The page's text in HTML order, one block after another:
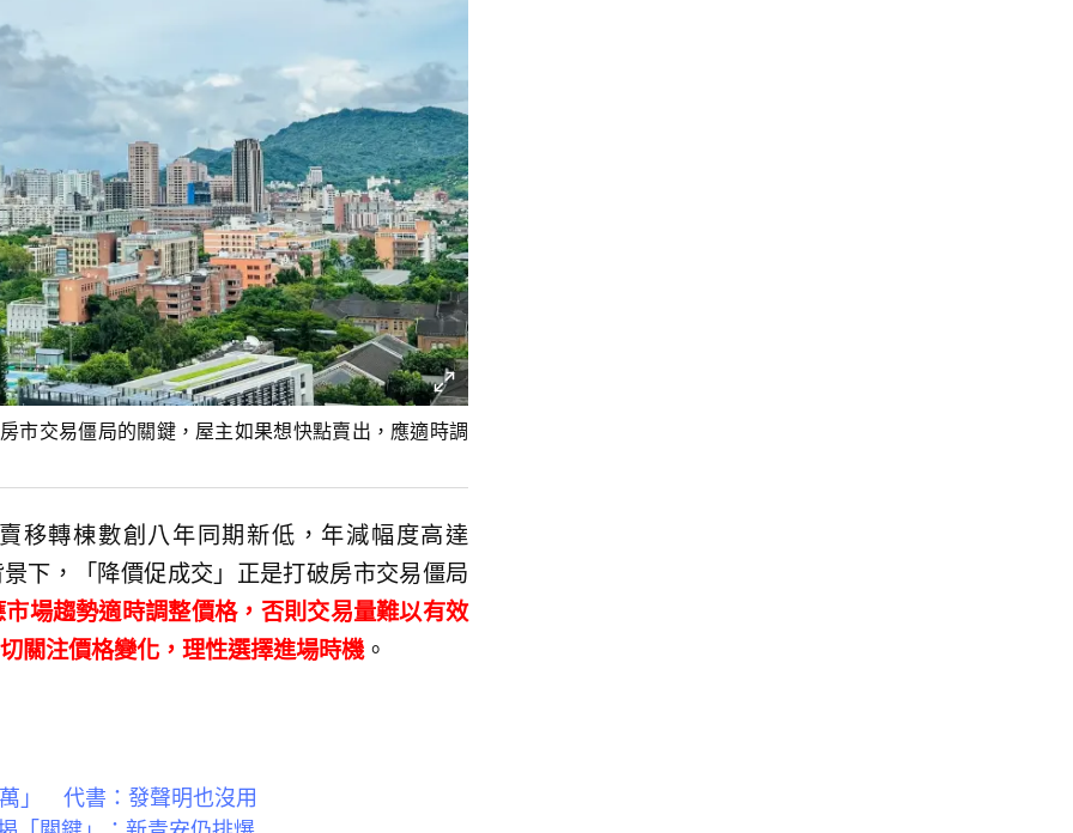
市交易僵局的關鍵，屋主如果想快點賣出，應適時調
移轉棟數創八年同期新低，年減幅度高達
下，「降價促成交」正是打破房市交易僵局
場趨勢適時調整價格，否則交易量難以有效
關注價格變化，理性選擇進場時機。
」 代書：發聲明也沒用